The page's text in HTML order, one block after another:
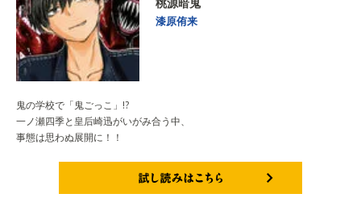
漆原侑来
鬼の学校で「鬼ごっこ」!?
一ノ瀬四季と皇后崎迅がいがみ合う中、
事態は思わぬ展開に！！